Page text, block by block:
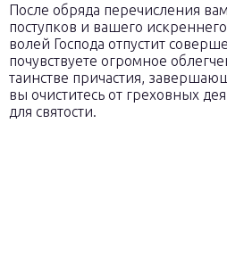
После обряда перечисления
поступков и вашего
волей Господа отпустит
почувствуете огромное
таинстве причастия,
вы очиститесь от греховных
для святости.